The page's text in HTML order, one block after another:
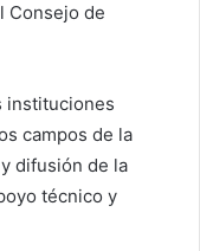
Consejo de
instituciones
campos de la
difusión de la
técnico y